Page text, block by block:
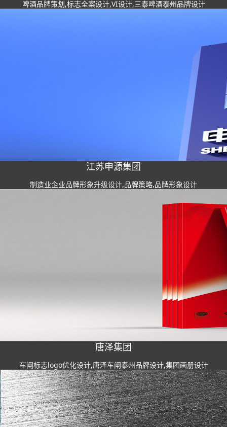
啤酒品牌策划,标志全案设计,VI设计,三泰啤酒泰州品牌设计
江苏申源集团
制造业企业品牌形象升级设计,品牌策略,品牌形象设计
唐泽集团
车闸标志logo优化设计,唐泽车闸泰州品牌设计,集团画册设计